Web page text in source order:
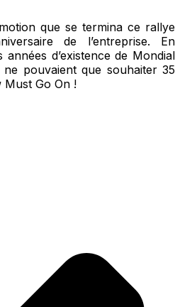
que se termina ce rallye
de l’entreprise. En
d’existence de Mondial
pouvaient que souhaiter 35
Must Go On !